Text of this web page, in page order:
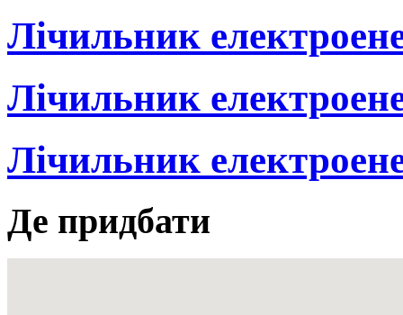
Лічильник
Лічильник
Лічильник
Де придбати